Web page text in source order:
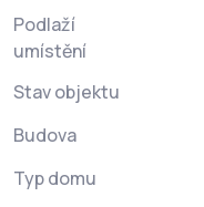
Podlaží
umístění
Stav objektu
Budova
Typ domu